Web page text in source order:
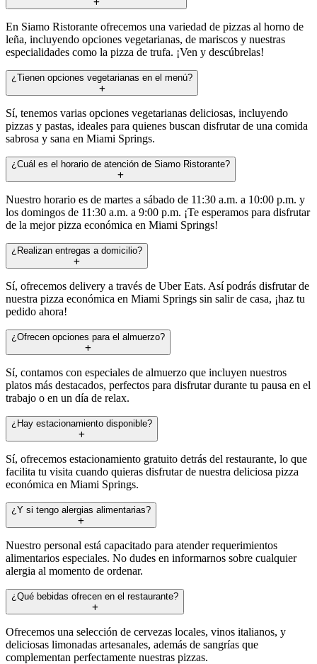
En Siamo Ristorante ofrecemos una variedad de pizzas al horno de
leña, incluyendo opciones vegetarianas, de mariscos y nuestras
especialidades como la pizza de trufa. ¡Ven y descúbrelas!
¿Tienen opciones vegetarianas en el menú?
Sí, tenemos varias opciones vegetarianas deliciosas, incluyendo
pizzas y pastas, ideales para quienes buscan disfrutar de una comida
sabrosa y sana en Miami Springs.
¿Cuál es el horario de atención de Siamo Ristorante?
Nuestro horario es de martes a sábado de 11:30 a.m. a 10:00 p.m. y
los domingos de 11:30 a.m. a 9:00 p.m. ¡Te esperamos para disfrutar
de la mejor pizza económica en Miami Springs!
¿Realizan entregas a domicilio?
Sí, ofrecemos delivery a través de Uber Eats. Así podrás disfrutar de
nuestra pizza económica en Miami Springs sin salir de casa, ¡haz tu
pedido ahora!
¿Ofrecen opciones para el almuerzo?
Sí, contamos con especiales de almuerzo que incluyen nuestros
platos más destacados, perfectos para disfrutar durante tu pausa en el
trabajo o en un día de relax.
¿Hay estacionamiento disponible?
Sí, ofrecemos estacionamiento gratuito detrás del restaurante, lo que
facilita tu visita cuando quieras disfrutar de nuestra deliciosa pizza
económica en Miami Springs.
¿Y si tengo alergias alimentarias?
Nuestro personal está capacitado para atender requerimientos
alimentarios especiales. No dudes en informarnos sobre cualquier
alergia al momento de ordenar.
¿Qué bebidas ofrecen en el restaurante?
Ofrecemos una selección de cervezas locales, vinos italianos, y
deliciosas limonadas artesanales, además de sangrías que
complementan perfectamente nuestras pizzas.